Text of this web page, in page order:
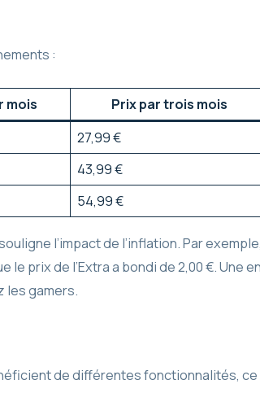
:
mois Prix par trois mois
27,99 €
43,99 €
54,99 €
l’impact de l’inflation. Par
le prix de l’Extra a bondi de 2,00 €. Une
les gamers.
de différentes fonctionnalités,